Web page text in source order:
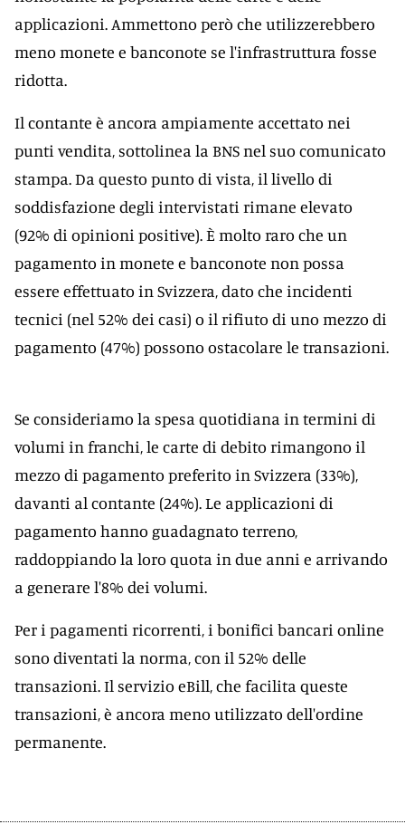
applicazioni. Ammettono però che utilizzerebbero
meno monete e banconote se l'infrastruttura fosse
ridotta.
Il contante è ancora ampiamente accettato nei
punti vendita, sottolinea la BNS nel suo comunicato
stampa. Da questo punto di vista, il livello di
soddisfazione degli intervistati rimane elevato
(92% di opinioni positive). È molto raro che un
pagamento in monete e banconote non possa
essere effettuato in Svizzera, dato che incidenti
tecnici (nel 52% dei casi) o il rifiuto di uno mezzo di
pagamento (47%) possono ostacolare le transazioni.
Se consideriamo la spesa quotidiana in termini di
volumi in franchi, le carte di debito rimangono il
mezzo di pagamento preferito in Svizzera (33%),
davanti al contante (24%). Le applicazioni di
pagamento hanno guadagnato terreno,
raddoppiando la loro quota in due anni e arrivando
a generare l'8% dei volumi.
Per i pagamenti ricorrenti, i bonifici bancari online
sono diventati la norma, con il 52% delle
transazioni. Il servizio eBill, che facilita queste
transazioni, è ancora meno utilizzato dell'ordine
permanente.